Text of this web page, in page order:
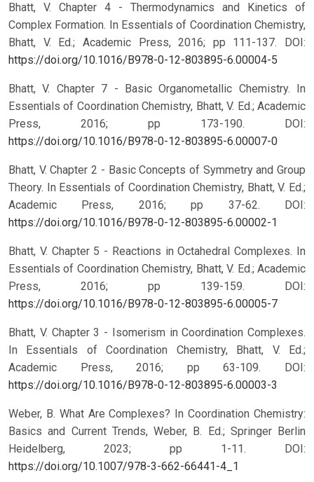
Bhatt, V. Chapter 4 - Thermodynamics and Kinetics of
Complex Formation. In Essentials of Coordination Chemistry,
Bhatt, V. Ed.; Academic Press, 2016; pp 111-137. DOI:
https://doi.org/10.1016/B978-0-12-803895-6.00004-5
Bhatt, V. Chapter 7 - Basic Organometallic Chemistry. In
Essentials of Coordination Chemistry, Bhatt, V. Ed.; Academic
Press, 2016; pp 173-190. DOI:
https://doi.org/10.1016/B978-0-12-803895-6.00007-0
Bhatt, V. Chapter 2 - Basic Concepts of Symmetry and Group
Theory. In Essentials of Coordination Chemistry, Bhatt, V. Ed.;
Academic Press, 2016; pp 37-62. DOI:
https://doi.org/10.1016/B978-0-12-803895-6.00002-1
Bhatt, V. Chapter 5 - Reactions in Octahedral Complexes. In
Essentials of Coordination Chemistry, Bhatt, V. Ed.; Academic
Press, 2016; pp 139-159. DOI:
https://doi.org/10.1016/B978-0-12-803895-6.00005-7
Bhatt, V. Chapter 3 - Isomerism in Coordination Complexes.
In Essentials of Coordination Chemistry, Bhatt, V. Ed.;
Academic Press, 2016; pp 63-109. DOI:
https://doi.org/10.1016/B978-0-12-803895-6.00003-3
Weber, B. What Are Complexes? In Coordination Chemistry:
Basics and Current Trends, Weber, B. Ed.; Springer Berlin
Heidelberg, 2023; pp 1-11. DOI:
https://doi.org/10.1007/978-3-662-66441-4_1